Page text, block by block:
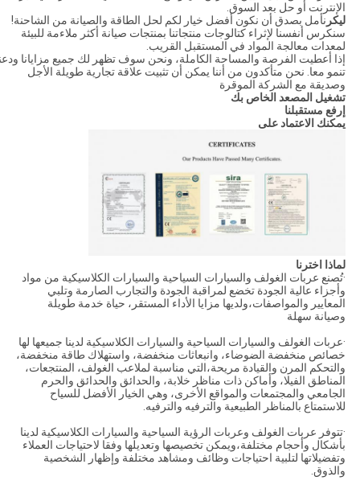
الإنترنت أو حل بعد السوق.
ليكر نأمل بصدق أن نكون أفضل خيار لكم لحل الطاقة والصيانة من الشاحنة!
سنكرس أنفسنا لإثراء كتالوجات منتجاتنا بمنتجات صيانة أكثر ملاءمة للبيئة
لمعدات معالجة المواد في المستقبل القريب.
إذا أعطيت الفرصة والمساحة الكاملة، ونحن سوف تظهر لك جميع مزايانا
تنمو معا. نحن متأكدون من أننا يمكن أن تثبيت علاقة تجارية طويلة الأجل
وصديقة مع الشركة الموقرة
تشغيل المصعد الخاص بك
إرفع مستقبلنا
يمكنك الاعتماد على
لماذا اخترنا
·تُصنع عربات الغولف والسيارات السياحية والسيارات الكلاسيكية من مواد
وأجزاء عالية الجودة تخضع لمراقبة الجودة والتجارب الصارمة وتلبي
المعايير والمواصفات،ولديها مزايا الأداء المستقر، حياة خدمة طويلة
وصيانة سهلة
·عربات الغولف والسيارات السياحية والسيارات الكلاسيكية لدينا جميعها لها
خصائص منخفضة الضوضاء، وانبعاثات منخفضة، واستهلاك طاقة منخفضة،
والتحكم المرن والقيادة مريحة،التي مناسبة لملاعب الغولف، المنتجعات،
المناطق الفيلا، وأماكن ذات مناظر خلابة، والحدائق والحدائق والحرم
الجامعي والمجتمعات والمواقع الأخرى، وهي الخيار الأفضل للسياح
للاستمتاع بالمناظر الطبيعية والترفيه والترفيه.
·تتوفر عربات الغولف وعربات الرؤية السياحية والسيارات الكلاسيكية لدينا
بأشكال وأحجام مختلفة،ويمكن تخصيصها وتعديلها وفقا لاحتياجات العملاء
وتفضيلاتها لتلبية احتياجات وظائف ومشاهد مختلفة وإظهار الشخصية
والذوق.